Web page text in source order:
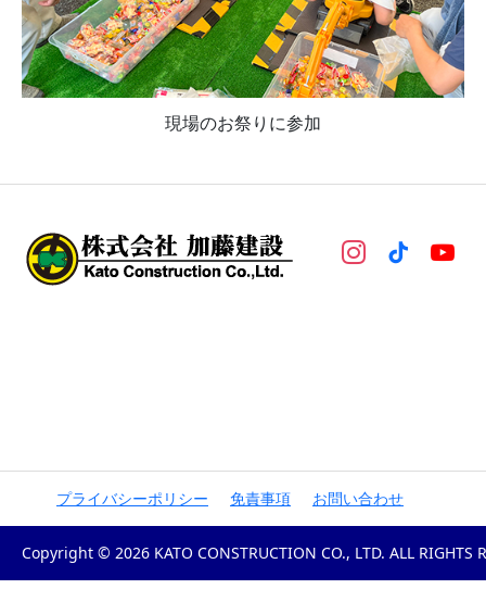
現場のお祭りに参加
プライバシーポリシー 免責事項 お問い合わせ
Copyright © 2026 KATO CONSTRUCTION CO., LTD. ALL RIGHTS